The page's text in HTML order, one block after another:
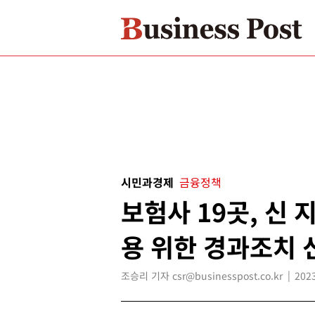
시민과경제 금융정책
보험사 19곳, 신
용 위한 경과조치
조승리 기자 csr@businesspost.co.kr